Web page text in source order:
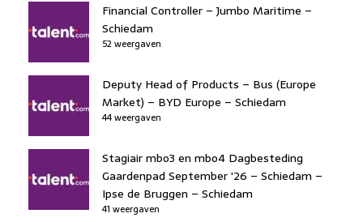
Financial Controller – Jumbo Maritime –
Schiedam
52 weergaven
Deputy Head of Products – Bus (Europe
Market) – BYD Europe – Schiedam
44 weergaven
Stagiair mbo3 en mbo4 Dagbesteding
Gaardenpad September '26 – Schiedam –
Ipse de Bruggen – Schiedam
41 weergaven